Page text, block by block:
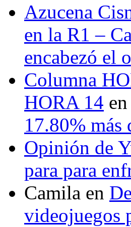
Azucena
en la R1 –
encabezó el
Columna
HORA 14 en
17.80% más
Opinión de
para para
Camila en
videojuegos